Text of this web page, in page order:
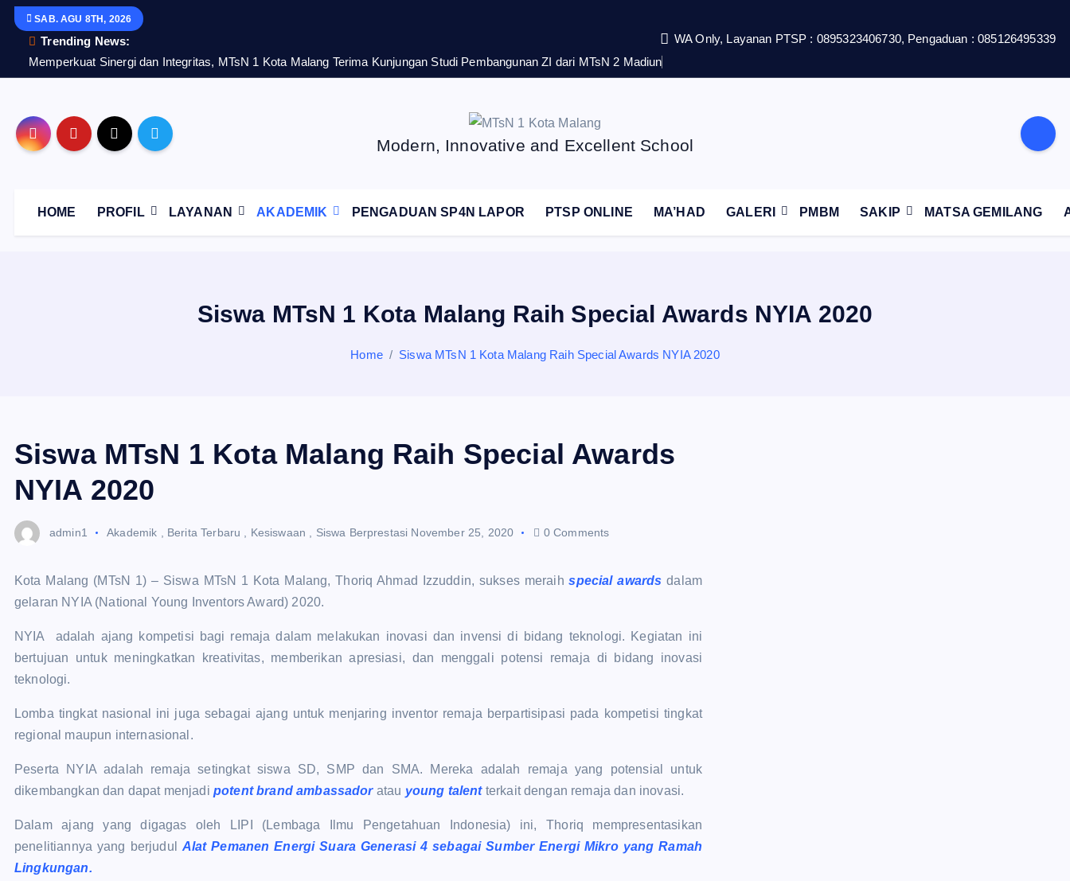
p
SAB. AGU 8TH, 2026
Trending News:
Memperkuat Sinergi dan Integritas, MTsN 1 Kota Malang Terima Kunjungan Studi Pembangunan ZI dari MTsN 2 Madiun
WA Only, Layanan PTSP : 0895323406730, Pengaduan : 085126495339
Modern, Innovative and Excellent School
HOME PROFIL LAYANAN AKADEMIK PENGADUAN SP4N LAPOR PTSP ONLINE MA’HAD GALERI PMBM SAKIP MATSA GEMILANG
Siswa MTsN 1 Kota Malang Raih Special Awards NYIA 2020
Home Siswa MTsN 1 Kota Malang Raih Special Awards NYIA 2020
Siswa MTsN 1 Kota Malang Raih Special Awards
NYIA 2020
admin1 Akademik Berita Terbaru Kesiswaan Siswa Berprestasi November 25, 2020 0 Comments
Kota Malang (MTsN 1) – Siswa MTsN 1 Kota Malang, Thoriq Ahmad Izzuddin, sukses meraihspecial awards dalam
gelaran NYIA (National Young Inventors Award) 2020.
NYIA adalah ajang kompetisi bagi remaja dalam melakukan inovasi dan invensi di bidang teknologi. Kegiatan ini
bertujuan untuk meningkatkan kreativitas, memberikan apresiasi, dan menggali potensi remaja di bidang inovasi
teknologi.
Lomba tingkat nasional ini juga sebagai ajang untuk menjaring inventor remaja berpartisipasi pada kompetisi tingkat
regional maupun internasional.
Peserta NYIA adalah remaja setingkat siswa SD, SMP dan SMA. Mereka adalah remaja yang potensial untuk
dikembangkan dan dapat menjadi potent brand ambassador atau young talentterkait dengan remaja dan inovasi.
Dalam ajang yang digagas oleh LIPI (Lembaga Ilmu Pengetahuan Indonesia) ini, Thoriq mempresentasikan
penelitiannya yang berjudul Alat Pemanen Energi Suara Generasi 4 sebagai Sumber Energi Mikro yang Ramah
Lingkungan.